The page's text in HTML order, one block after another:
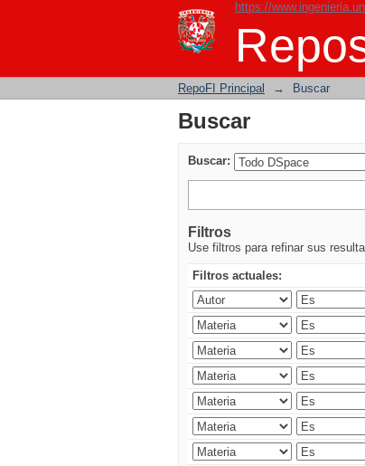
https://
Buscar
RepoFI Principal → Buscar
Buscar
Buscar:
Filtros
Use filtros para refinar sus
Filtros actuales: